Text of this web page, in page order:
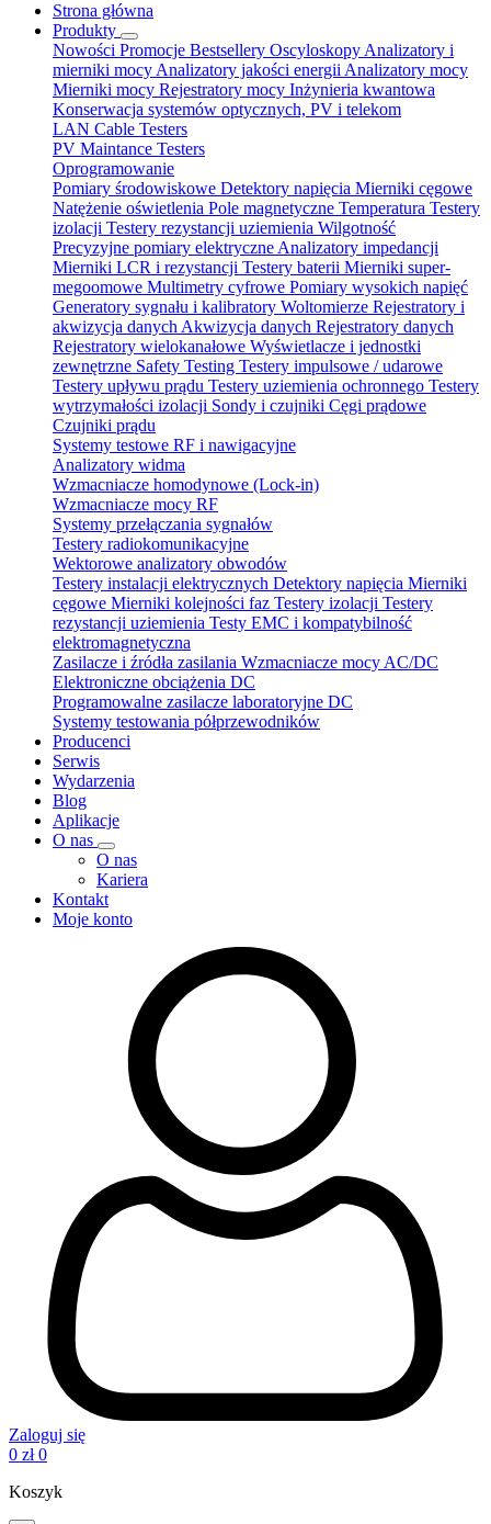
Strona główna
Produkty
Nowości Promocje Bestsellery Oscyloskopy Analizatory i
mierniki mocy Analizatory jakości energii Analizatory mocy
Mierniki mocy Rejestratory mocy Inżynieria kwantowa
Konserwacja systemów optycznych, PV i telekom
LAN Cable Testers
PV Maintance Testers
Oprogramowanie
Pomiary środowiskowe Detektory napięcia Mierniki cęgowe
Natężenie oświetlenia Pole magnetyczne Temperatura Testery
izolacji Testery rezystancji uziemienia Wilgotność
Precyzyjne pomiary elektryczne Analizatory impedancji
Mierniki LCR i rezystancji Testery baterii Mierniki super-
megoomowe Multimetry cyfrowe Pomiary wysokich napięć
Generatory sygnału i kalibratory Woltomierze Rejestratory i
akwizycja danych Akwizycja danych Rejestratory danych
Rejestratory wielokanałowe Wyświetlacze i jednostki
zewnętrzne Safety Testing Testery impulsowe / udarowe
Testery upływu prądu Testery uziemienia ochronnego Testery
wytrzymałości izolacji Sondy i czujniki Cęgi prądowe
Czujniki prądu
Systemy testowe RF i nawigacyjne
Analizatory widma
Wzmacniacze homodynowe (Lock‑in)
Wzmacniacze mocy RF
Systemy przełączania sygnałów
Testery radiokomunikacyjne
Wektorowe analizatory obwodów
Testery instalacji elektrycznych Detektory napięcia Mierniki
cęgowe Mierniki kolejności faz Testery izolacji Testery
rezystancji uziemienia Testy EMC i kompatybilność
elektromagnetyczna
Zasilacze i źródła zasilania Wzmacniacze mocy AC/DC
Elektroniczne obciążenia DC
Programowalne zasilacze laboratoryjne DC
Systemy testowania półprzewodników
Producenci
Serwis
Wydarzenia
Blog
Aplikacje
O nas
O nas
Kariera
Kontakt
Moje konto
Zaloguj się
0 zł 0
Koszyk